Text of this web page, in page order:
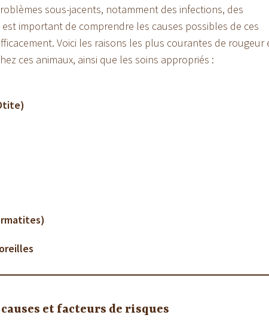
sous-jacents, notamment des infections, des
important de comprendre les causes possibles de ces
Voici les raisons les plus courantes de rougeur
ces animaux, ainsi que les soins appropriés :
causes et facteurs de risques